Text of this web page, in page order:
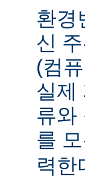
환경
신
(컴
실제
류와
를
력한